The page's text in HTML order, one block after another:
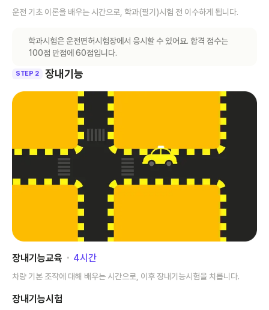
운전 기초 이론을 배우는 시간으로, 학과(필기)시험 전 이수하게 됩니다.
학과시험은 운전면허시험장에서 응시할 수 있어요. 합격 점수는
100점 만점에 60점입니다.
STEP 2 장내기능
장내기능교육 ･ 4시간
차량 기본 조작에 대해 배우는 시간으로, 이후 장내기능시험을 치릅니다.
장내기능시험